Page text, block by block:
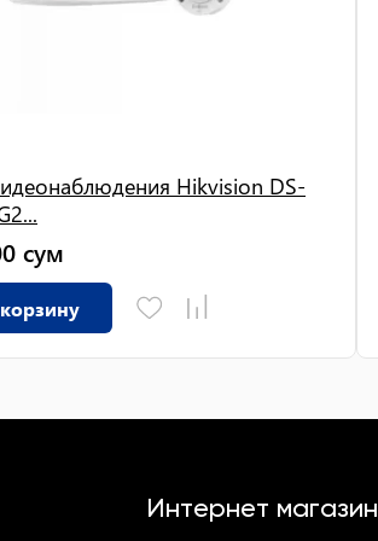
Hikvision DS-
сум
Интернет магазин